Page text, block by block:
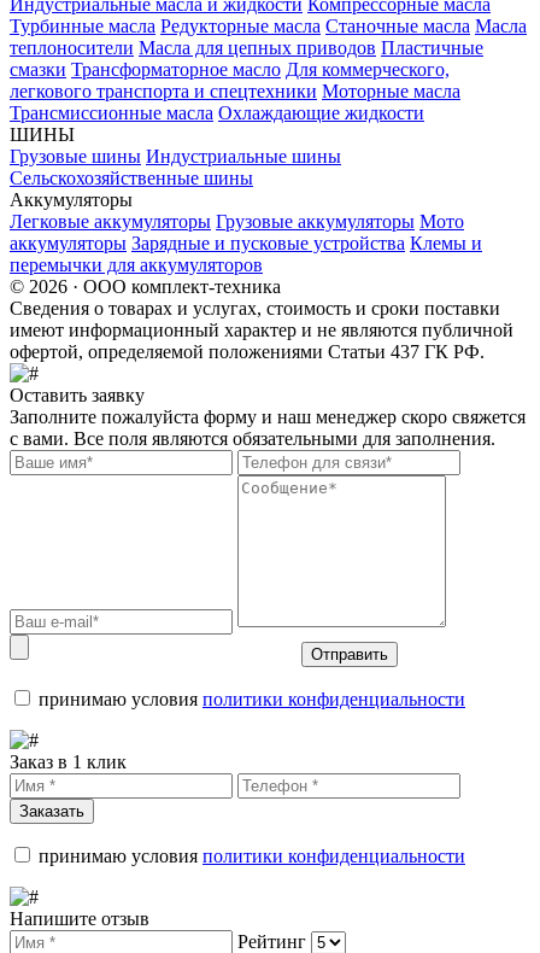
Турбинные масла Редукторные масла Станочные масла Масла
теплоносители Масла для цепных приводов Пластичные
смазки Трансформаторное масло Для коммерческого,
легкового транспорта и спецтехники Моторные масла
Трансмиссионные масла Охлаждающие жидкости
ШИНЫ
Грузовые шины Индустриальные шины
Сельскохозяйственные шины
Аккумуляторы
Легковые аккумуляторы Грузовые аккумуляторы Мото
аккумуляторы Зарядные и пусковые устройства Клемы и
перемычки для аккумуляторов
© 2026 · ООО комплект-техника
Сведения о товарах и услугах, стоимость и сроки поставки
имеют информационный характер и не являются публичной
офертой, определяемой положениями Статьи 437 ГК РФ.
Оставить заявку
Заполните пожалуйста форму и наш менеджер скоро свяжется
с вами. Все поля являются обязательными для заполнения.
Отправить
принимаю условия политики конфиденциальности
Заказ в 1 клик
Заказать
принимаю условия политики конфиденциальности
Напишите отзыв
Рейтинг